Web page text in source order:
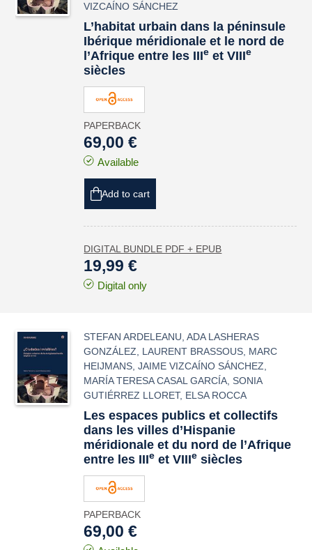
VIZCAÍNO SÁNCHEZ
L’habitat urbain dans la péninsule
Ibérique méridionale et le nord de
l’Afrique entre les IIIe et VIIIe
siècles
PAPERBACK
69,00 €
Available
Add to cart
DIGITAL BUNDLE PDF + EPUB
19,99 €
Digital only
STEFAN ARDELEANU ,ADA LASHERAS
GONZÁLEZ
LAURENT BRASSOUS MARC
HEIJMANS ,JAIME VIZCAÍNO SÁNCHEZ
MARÍA TERESA CASAL GARCÍA SONIA
GUTIÉRREZ LLORET, ELSA ROCCA
Les espaces publics et collectifs
dans les villes d’Hispanie
méridionale et du nord de l’Afrique
entre les IIIe et VIIIe siècles
PAPERBACK
69,00 €